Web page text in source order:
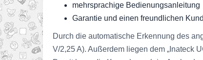
mehrsprachige Bedienungsanleitung
Garantie und einen freundlichen
Durch die automatische Erkennung des
V/2,25 A). Außerdem liegen dem „Inateck